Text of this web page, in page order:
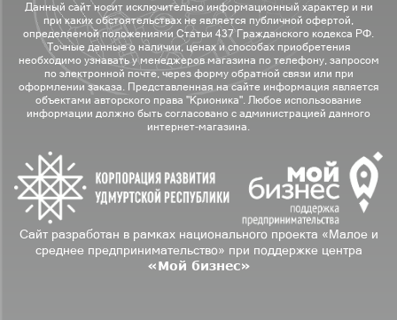
Данный сайт носит исключительно информационный характер и ни
при каких обстоятельствах не является публичной офертой,
определяемой положениями Статьи 437 Гражданского кодекса РФ.
Точные данные о наличии, ценах и способах приобретения
необходимо узнавать у менеджеров магазина по телефону, запросом
по электронной почте, через форму обратной связи или при
оформлении заказа. Представленная на сайте информация является
объектами авторского права "Крионика". Любое использование
информации должно быть согласовано с администрацией данного
интернет-магазина.
Сайт разработан в рамках национального проекта «Малое и
среднее предпринимательство» при поддержке центра
«Мой бизнес»